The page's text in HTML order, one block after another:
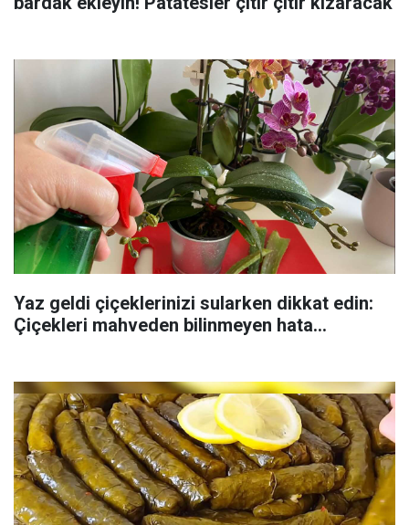
Yaz geldi çiçeklerinizi sularken dikkat edin:
Çiçekleri mahveden bilinmeyen hata...